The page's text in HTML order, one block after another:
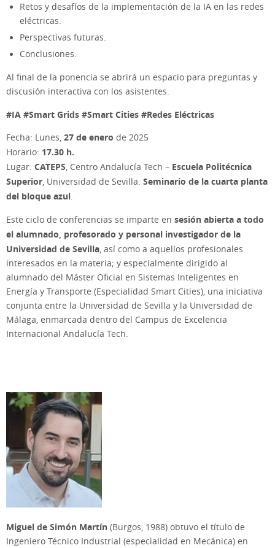
Retos y desafíos de la implementación de la IA en las redes
eléctricas.
Perspectivas futuras.
Conclusiones.
Al final de la ponencia se abrirá un espacio para preguntas y
discusión interactiva con los asistentes.
#IA #Smart Grids #Smart Cities #Redes Eléctricas
Fecha: Lunes, 27 de enero de 2025
Horario: 17.30 h.
Lugar: CATEPS, Centro Andalucía Tech – Escuela Politécnica
Superior, Universidad de Sevilla. Seminario de la cuarta planta
del bloque azul.
Este ciclo de conferencias se imparte en sesión abierta a todo
el alumnado, profesorado y personal investigador de la
Universidad de Sevilla, así como a aquellos profesionales
interesados en la materia; y especialmente dirigido al
alumnado del Máster Oficial en Sistemas Inteligentes en
Energía y Transporte (Especialidad Smart Cities), una iniciativa
conjunta entre la Universidad de Sevilla y la Universidad de
Málaga, enmarcada dentro del Campus de Excelencia
Internacional Andalucía Tech.
Miguel de Simón Martín (Burgos, 1988) obtuvo el título de
Ingeniero Técnico Industrial (especialidad en Mecánica) en